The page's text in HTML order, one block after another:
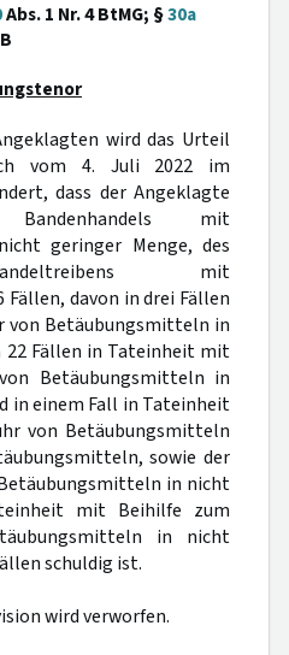
Abs. 1 Nr. 4 BtMG; §30a
wird das Urteil
vom 4. Juli 2022 im
dass der Angeklagte
mit
geringer Menge, des
mit
davon in drei Fällen
Betäubungsmitteln in
22 Fällen in Tateinheit mit
Betäubungsmitteln in
in einem Fall in Tateinheit
von Betäubungsmitteln
sowie der
in nicht
mit Beihilfe zum
in nicht
schuldig ist.
wird verworfen.